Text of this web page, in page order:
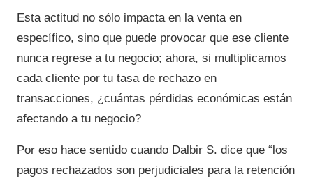
Esta actitud no sólo impacta en la venta en
específico, sino que puede provocar que ese cliente
nunca regrese a tu negocio; ahora, si multiplicamos
cada cliente por tu tasa de rechazo en
transacciones, ¿cuántas pérdidas económicas están
afectando a tu negocio?
Por eso hace sentido cuando Dalbir S. dice que “los
pagos rechazados son perjudiciales para la retención